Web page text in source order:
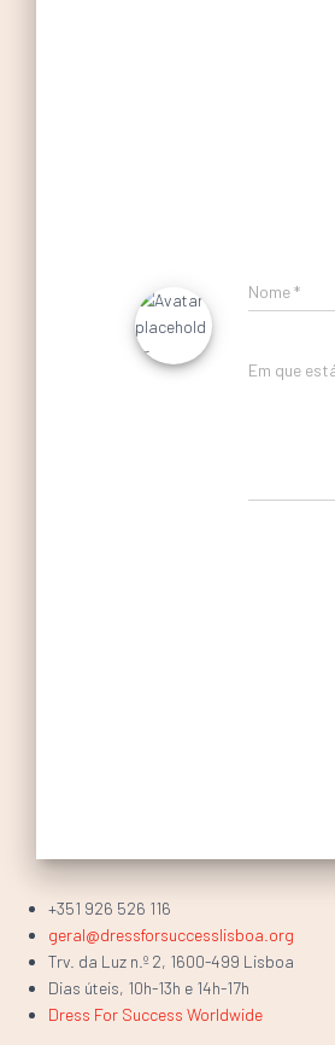
Nome*
Em que
+351 926 526 116
geral@dressforsuccesslisboa.org
Trv. da Luz n.º 2, 1600-499 Lisboa
Dias úteis, 10h-13h e 14h-17h
Dress For Success Worldwide